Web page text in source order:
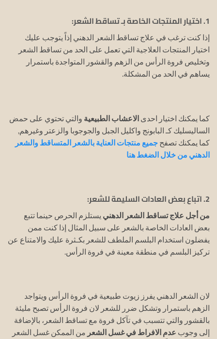
1. اختيار المنتجات الخاصة بـ تساقط الشعر:
إذا كنت ترغب في علاج تساقط الشعر الدهني إذاً يتوجب عليك
اختيار المنتجات العلاجية التي تعمل على الحد من تساقط الشعر
وتخليص فروة الرأس من الزهم والقشور المتواجدة باستمرار
يساهم في الحد من المشكلة.
كما يمكنك اختيار احدى الاعشاب الطبيعية والتي تحتوي على حمض
الساليسليك كـ البابونج واكليل الجبل والجوجوبا والزعتر وغيرهم,
كما يمكنك تصفح جميع منتجات العناية بالشعر المتساقط والشعر
الدهني من خلال الضغط هنا
2. اتباع بعض العادات السليمة للشعر:
من أجل علاج تساقط الشعر الدهني يستلزم الحرص حينما تتبع
بعض العادات الخاصة بالشعر على سبيل المثال إذا كنت ممن
يفضلون استخدام البلسم الملطف للشعر بكـثرة عليك والامتناع عن
تركيز البلسم في منطقة معينة في فروة الرأس.
لان الشعر الدهني يفرز زيوت طبيعية في فروة الرأس ويتواجد
الزهم باستمرار وتشكل ضرر للشعر لان فروة الرأس تصبح مليئة
بالقشور والتي تتسبب في تآكل فروة مع تساقط الشعر، بالإضافة
إلى وجوب عدم الافراط في غسل الشعر من الممكن غسل الشعر